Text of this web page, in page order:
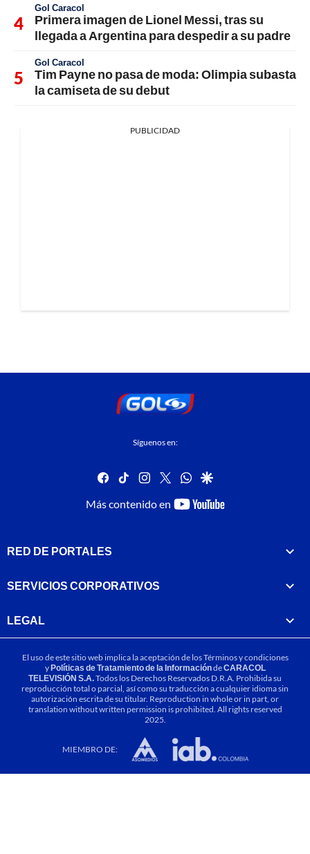
Gol Caracol
Primera imagen de Lionel Messi, tras su
llegada a Argentina para despedir a su padre
Gol Caracol
Tim Payne no pasa de moda: Olimpia subasta
la camiseta de su debut
PUBLICIDAD
Síguenos en:
facebook
tiktok instagram
twitterwhatsapp
google
Más contenido en
youtube-
RED DE PORTALES
SERVICIOS CORPORATIVOS
LEGAL
El uso de este sitio web implica la aceptación de losTérminos y condiciones
yPolíticas de Tratamiento de la InformacióndeCARACOL
TELEVISIÓN S.A.Todos los Derechos Reservados D.R.A. Prohibida su
reproducción total o parcial, así como su traducción a cualquier idioma sin
autorización escrita de su titular. Reproduction in whole or in part, or
translation without written permission is prohibited. All rights reserved
2025.
MIEMBRO DE: